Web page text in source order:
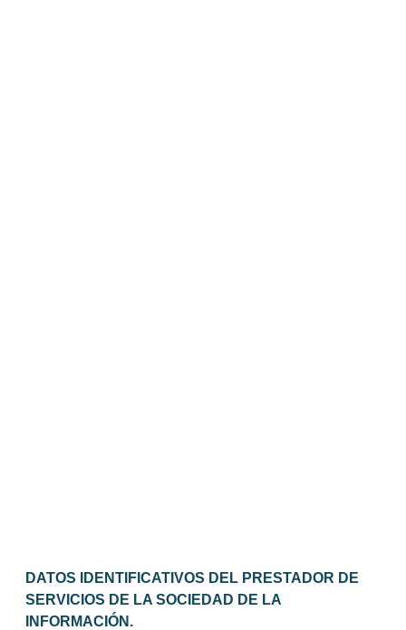
DATOS IDENTIFICATIVOS DEL PRESTADOR DE
SERVICIOS DE LA SOCIEDAD DE LA
INFORMACIÓN.